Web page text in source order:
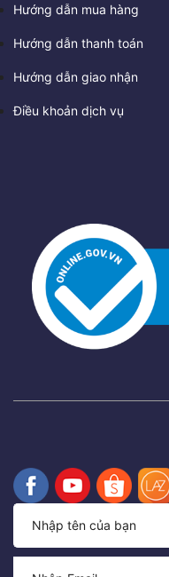
Hướng dẫn mua hàng
Hướng dẫn thanh toán
Hướng dẫn giao nhận
Điều khoản dịch vụ